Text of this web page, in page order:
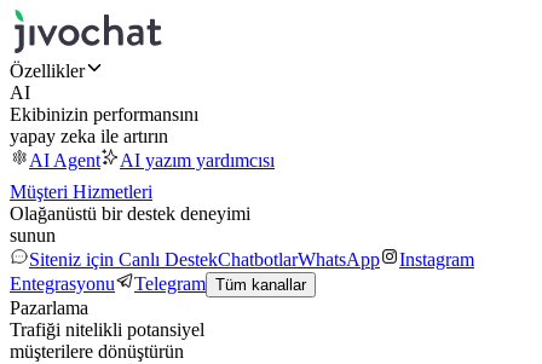
Özellikler
AI
Ekibinizin performansını
yapay zeka ile artırın
AI Agent
AI yazım yardımcısı
Müşteri Hizmetleri
Olağanüstü bir destek deneyimi
sunun
Siteniz için Canlı DestekChatbotlarWhatsApp
Instagram
Entegrasyonu
Telegram Tüm kanallar
Pazarlama
Trafiği nitelikli potansiyel
müşterilere dönüştürün